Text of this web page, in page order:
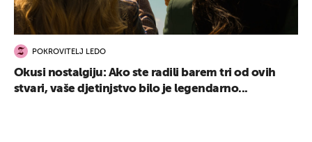
POKROVITELJ LEDO
Okusi nostalgiju: Ako ste radili barem tri od ovih
stvari, vaše djetinjstvo bilo je legendarno...